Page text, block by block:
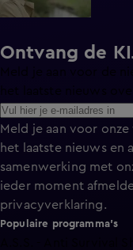
Ontvang de
Meld je aan voor
het laatste nieuws en
samenwerking met
ieder moment
privacyverklaring.
Populaire programma's